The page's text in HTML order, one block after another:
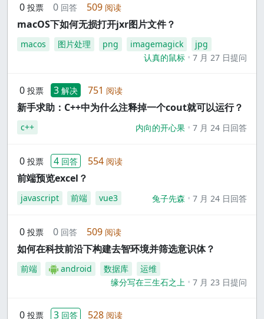
0 投票 0 回答 509 阅读
macOS下如何无损打开jxr图片文件？
macos 图片处理 png imagemagick
jpg
认真的鼠标
7 月 27 日提问
0 投票 3 解决 751 阅读
新手求助：C++中为什么注释掉一个cout就可以运行？
c++ 内向的开心果 7 月 24 日回答
0 投票 4 回答 554 阅读
前端预览excel？
javascript 前端 vue3 兔子先森 7 月 24 日回答
0 投票 0 回答 509 阅读
如何在科技前沿下构建去智环境并筛选意识体？
前端 android 数据库
运维
缘分写在三生石之上
7 月 23 日提问
0 投票 3 回答 528 阅读